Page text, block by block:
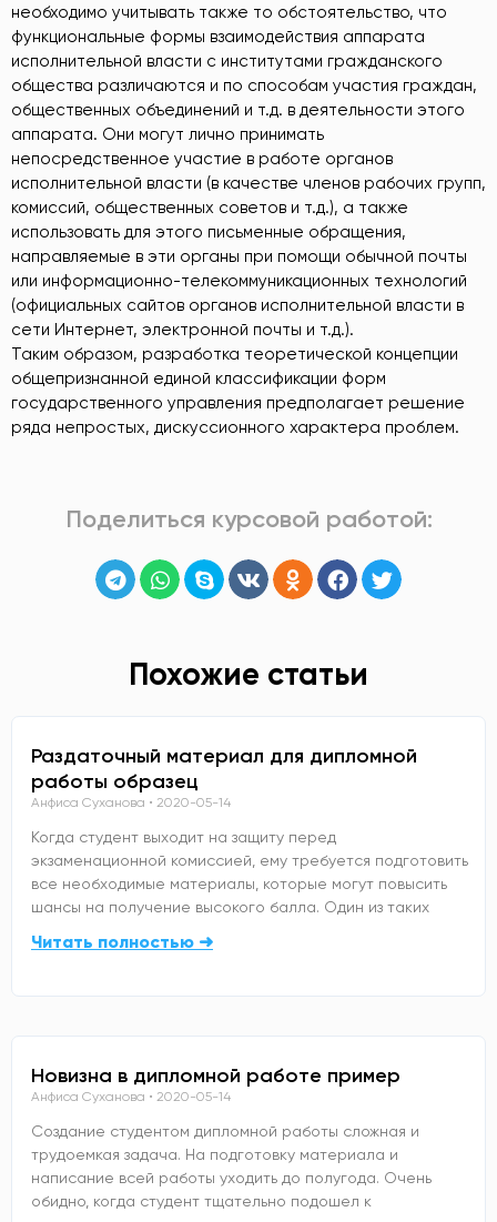
необходимо учитывать также то обстоятельство, что
функциональные формы взаимодействия аппарата
исполнительной власти с институтами гражданского
общества различаются и по способам участия граждан,
общественных объединений и т.д. в деятельности этого
аппарата. Они могут лично принимать
непосредственное участие в работе органов
исполнительной власти (в качестве членов рабочих групп,
комиссий, общественных советов и т.д.), а также
использовать для этого письменные обращения,
направляемые в эти органы при помощи обычной почты
или информационно-телекоммуникационных технологий
(официальных сайтов органов исполнительной власти в
сети Интернет, электронной почты и т.д.).
Таким образом, разработка теоретической концепции
общепризнанной единой классификации форм
государственного управления предполагает решение
ряда непростых, дискуссионного характера проблем.
Поделиться курсовой работой:
Похожие статьи
Раздаточный материал для дипломной
работы образец
Анфиса Суханова 2020-05-14
Когда студент выходит на защиту перед
экзаменационной комиссией, ему требуется подготовить
все необходимые материалы, которые могут повысить
шансы на получение высокого балла. Один из таких
Читать полностью ➜
Новизна в дипломной работе пример
Анфиса Суханова 2020-05-14
Создание студентом дипломной работы сложная и
трудоемкая задача. На подготовку материала и
написание всей работы уходить до полугода. Очень
обидно, когда студент тщательно подошел к